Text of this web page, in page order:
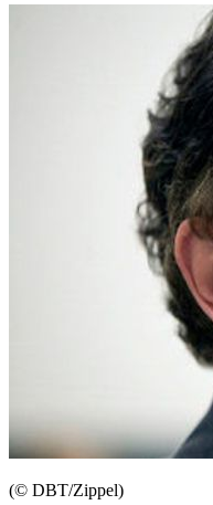
(© DBT/Zippel)